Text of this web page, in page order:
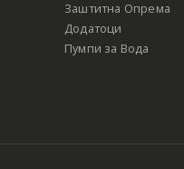
Заштитна Опрема
Додатоци
Пумпи за Вода